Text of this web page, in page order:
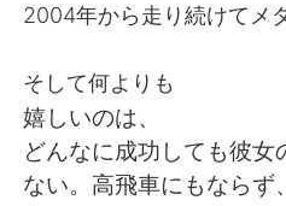
English 简体中
繁體中文
العربية
2004年から走り続けてメ
そして何よりも
嬉しいのは、
どんなに成功しても彼女
ない。高飛車にもならず